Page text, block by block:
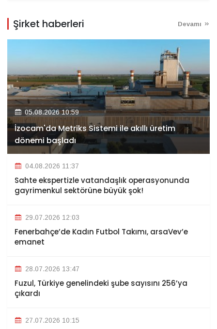
Şirket haberleri Devamı
05.08.2026 10:59
İzocam'da Metriks Sistemi ile akıllı üretim
dönemi başladı
04.08.2026 11:37
Sahte ekspertizle vatandaşlık operasyonunda
gayrimenkul sektörüne büyük şok!
29.07.2026 12:03
Fenerbahçe’de Kadın Futbol Takımı, arsaVev’e
emanet
28.07.2026 13:47
Fuzul, Türkiye genelindeki şube sayısını 256’ya
çıkardı
27.07.2026 10:15